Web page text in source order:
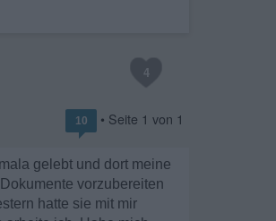
4
10 • Seite 1 von 1
gelebt und dort meine
vorzubereiten
hatte sie mit mir